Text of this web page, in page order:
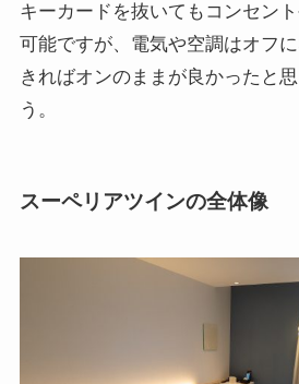
キーカードを抜いてもコンセン
可能ですが、電気や空調はオフ
きればオンのままが良かったと
う。
スーペリアツインの全体像